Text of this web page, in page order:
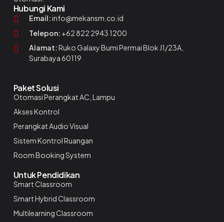
Hubungi Kami
Email:info@mekansm.co.id
Telepon: +62 822 2943 1200
Alamat:Ruko Galaxy Bumi Permai Blok J1/23A,
Surabaya 60119
Paket Solusi
Otomasi Perangkat AC, Lampu
Akses Kontrol
Perangkat Audio Visual
Sistem Kontrol Ruangan
Room Booking System
Untuk Pendidikan
Smart Classroom
Smart Hybrid Classroom
Multilearning Classroom